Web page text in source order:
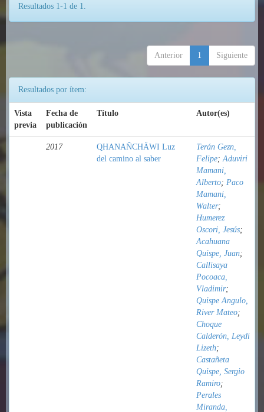
Resultados 1-1 de 1.
Anterior 1 Siguiente
Resultados por ítem:
Vista
previa
Fecha de
publicación
Título Autor(es)
2017
QHANAÑCHÄWI Luz
del camino al saber
Terán Gezn,
Felipe;Aduviri
Mamani,
Alberto; Paco
Mamani,
Walter;
Humerez
Oscori, Jesús;
Acahuana
Quispe, Juan;
Callisaya
Pocoaca,
Vladimir;
Quispe Angulo,
River Mateo;
Choque
Calderón, Leydi
Lizeth;
Castañeta
Quispe, Sergio
Ramiro;
Perales
Miranda,